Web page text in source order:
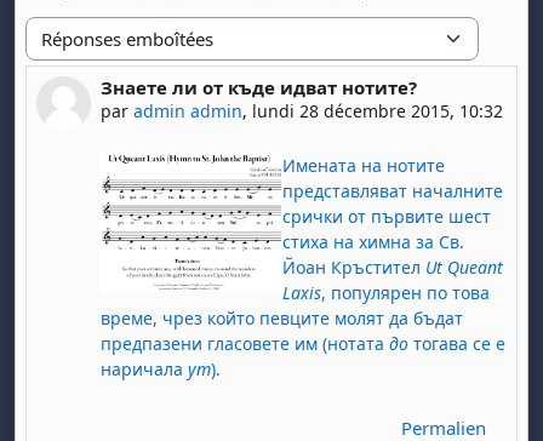
Type d'affichage
Знаете ли от къде идват нотите?
par admin admin, lundi 28 décembre 2015, 10:32
Nombre de réponses : 0
Имената на нотите
представляват началните
срички от първите шест
стиха на химна за Св.
Йоан Кръстител Ut Queant
Laxis, популярен по това
време, чрез който певците молят да бъдат
предпазени гласовете им (нотата до тогава се е
наричала ут).
Permalien